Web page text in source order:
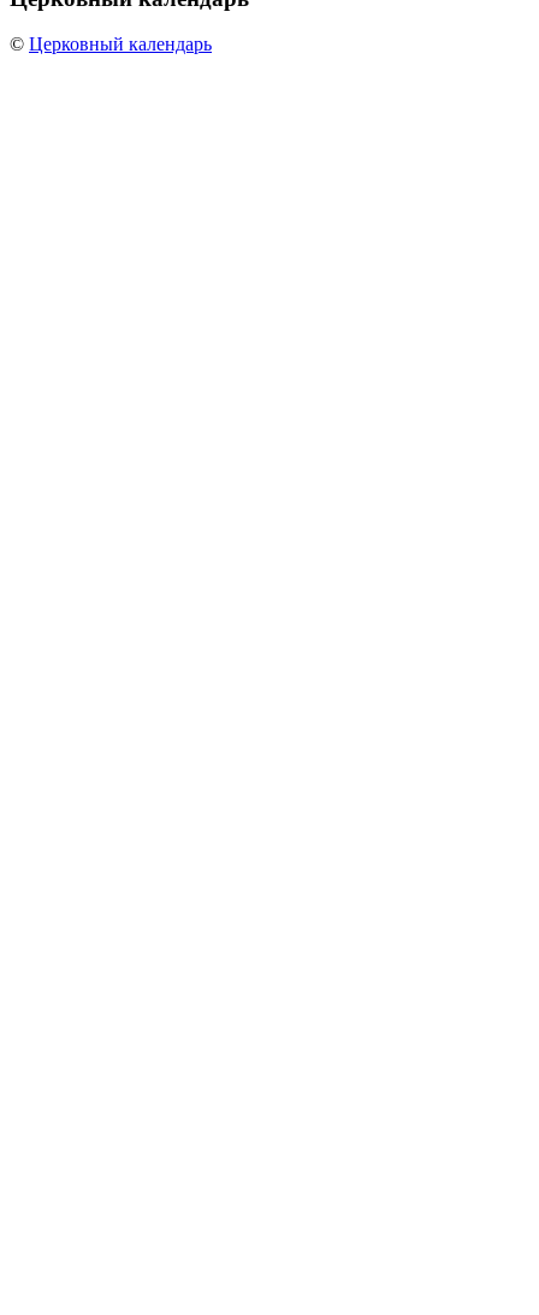
© Церковный календарь